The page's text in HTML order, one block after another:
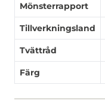
Mönsterrapport
Tillverkningsland
Tvättråd
Färg